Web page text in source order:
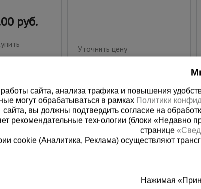
руб.
Уточнить цену
8 (800) 200-
сайта, анализа трафика и повышения
могут обрабатываться в рамках Политики
сайта, вы должны подтвердить согласие на
рекомендательные технологии (блоки
странице
cookie (Аналитика, Реклама) осуществляют
Нажимая